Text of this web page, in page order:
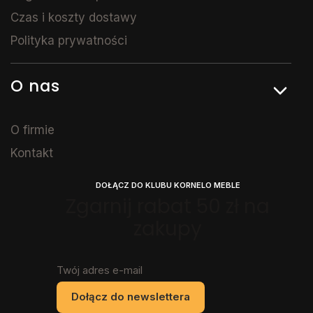
Czas i koszty dostawy
Polityka prywatności
O nas
O firmie
Kontakt
DOŁĄCZ DO KLUBU KORNELO MEBLE
Twój adres e-mail
Dołącz do newslettera